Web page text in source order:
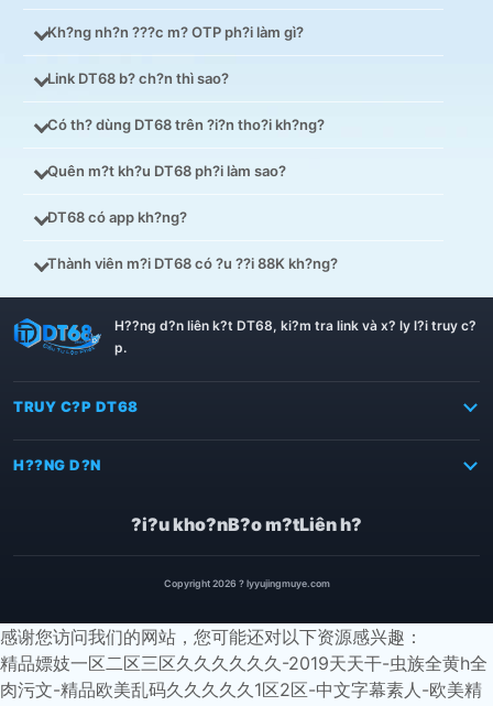
Kh?ng nh?n ???c m? OTP ph?i làm gì?
Link DT68 b? ch?n thì sao?
Có th? dùng DT68 trên ?i?n tho?i kh?ng?
Quên m?t kh?u DT68 ph?i làm sao?
DT68 có app kh?ng?
Thành viên m?i DT68 có ?u ??i 88K kh?ng?
Th?ng tin DT68H??ng d?n liên k?t DT68, ki?m tra link và x? ly l?i truy c?
p.
TRUY C?P DT68
H??NG D?N
?i?u kho?nB?o m?tLiên h?
Copyright 2026 ? lyyujingmuye.com
感谢您访问我们的网站，您可能还对以下资源感兴趣：
精品嫖妓一区二区三区久久久久久久-2019天天干-虫族全黄h全
肉污文-精品欧美乱码久久久久久1区2区-中文字幕素人-欧美精